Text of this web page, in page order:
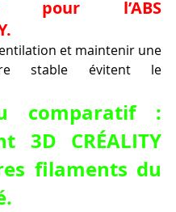
pour l’ABS
et maintenir une
stable évitent le
comparatif :
3D CRÉALITY
filaments du